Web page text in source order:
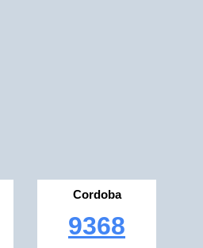
Cordoba
9368